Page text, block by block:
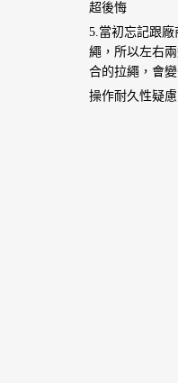
超後悔
5.當初忘記跟
繩，所以左右
合的拉繩，會
操作耐久性疑慮